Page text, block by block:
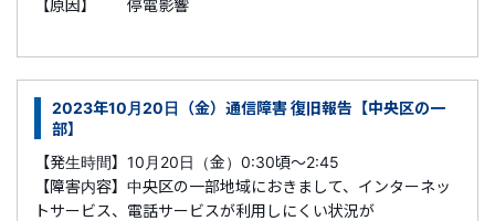
【原因】 停電影響
2023年10月20日（金）通信障害 復旧報告【中央区の一
部】
【発生時間】10月20日（金）0:30頃～2:45
【障害内容】中央区の一部地域におきまして、インターネッ
トサービス、電話サービスが利用しにくい状況が